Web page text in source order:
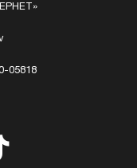
05818